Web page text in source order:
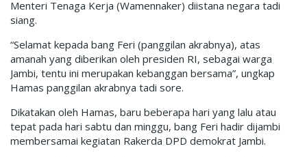
Menteri Tenaga Kerja (Wamennaker) diistana negara tadi
siang.
“Selamat kepada bang Feri (panggilan akrabnya), atas
amanah yang diberikan oleh presiden RI, sebagai warga
Jambi, tentu ini merupakan kebanggan bersama”, ungkap
Hamas panggilan akrabnya tadi sore.
Dikatakan oleh Hamas, baru beberapa hari yang lalu atau
tepat pada hari sabtu dan minggu, bang Feri hadir dijambi
membersamai kegiatan Rakerda DPD demokrat Jambi.